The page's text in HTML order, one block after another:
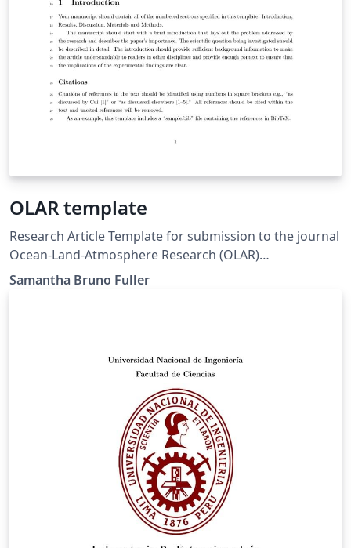
OLAR template
Research Article Template for submission to the journal
Ocean-Land-Atmosphere Research (OLAR)
spj.sciencemag.org/olar
Samantha Bruno Fuller